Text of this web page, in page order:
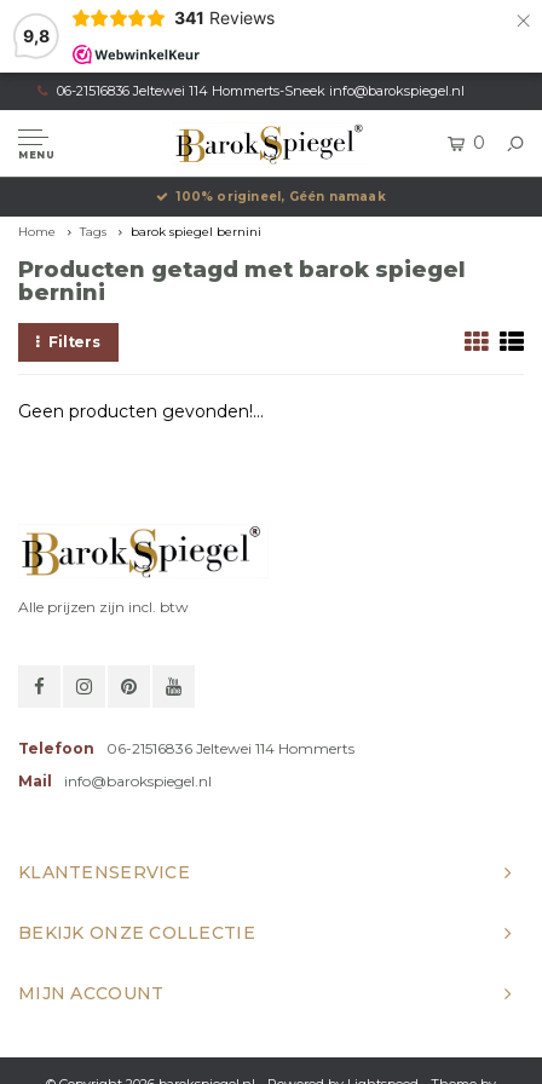
9,8
341 Reviews ×
06-21516836 Jeltewei 114 Hommerts-Sneek info@barokspiegel.nl
MENU
0
100% origineel, Géén namaak
Home Tags barok spiegel bernini
Producten getagd met barok spiegel
bernini
Filters
Geen producten gevonden!...
Alle prijzen zijn incl. btw
Telefoon
06-21516836 Jeltewei 114 Hommerts
Mail
info@barokspiegel.nl
KLANTENSERVICE
BEKIJK ONZE COLLECTIE
MIJN ACCOUNT